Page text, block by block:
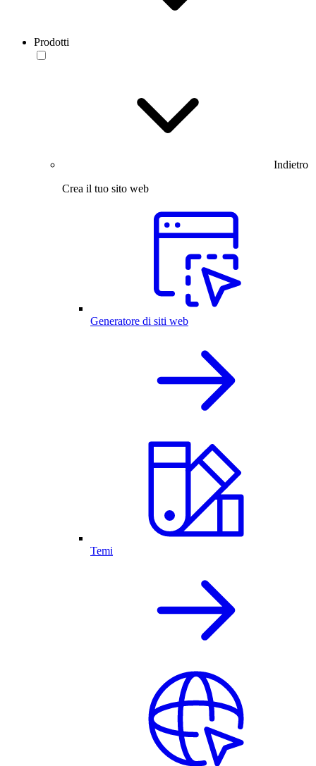
Prodotti
Indietro
Crea il tuo sito web
Generatore di siti web
Temi